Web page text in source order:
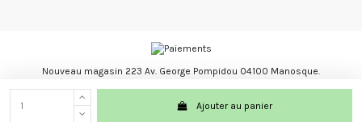
Ajouter au panier
Nouveau magasin 223 Av. George Pompidou 04100 Manosque.
Les Trésors du Brésil marque registré.